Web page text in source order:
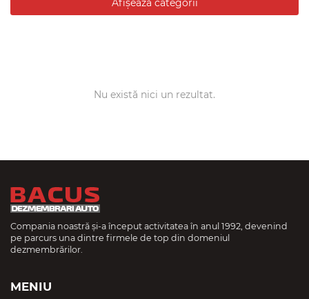
Afișează categorii
Nu există nici un rezultat.
Compania noastră și-a început activitatea în anul 1992, devenind
pe parcurs una dintre firmele de top din domeniul
dezmembrărilor.
MENIU